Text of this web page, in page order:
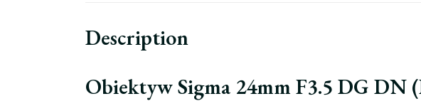
Description
Obiektyw Sigma 24mm F3.5 DG DN